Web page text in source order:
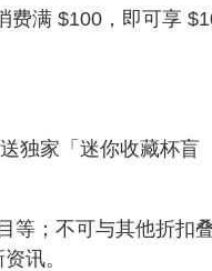
费满 $100，即可享
独家「迷你收藏杯盲
等；不可与其他折扣
讯。